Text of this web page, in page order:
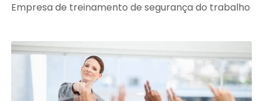
Empresa de treinamento de segurança do trabalho